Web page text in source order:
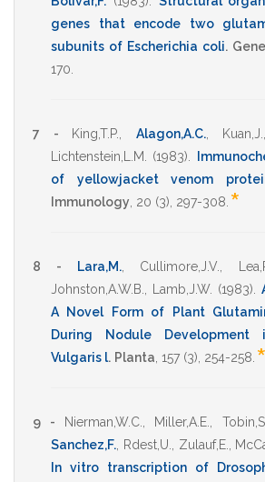
genes that encode two
subunits of Escherichia coli. Gene
170
7 - King,T.P. Alagon,A.C., Kuan,J.
Lichtenstein,L.M.
(1983)
of yellowjacket venom
Immunology 20 (3), 297-308 *
8 - Lara,M., Cullimore,J.V.
Johnston,A.W.B.
Lamb,J.W. (1983)
A Novel Form of Plant
During Nodule Development
Vulgaris l. Planta 157 (3), 254-258 *
9 - Nierman,W.C. Miller,A.E. ,
Sanchez,F.
Rdest,U. Zulauf,E.
In vitro transcription of